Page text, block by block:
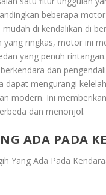
beberapa
di kendalikan di
ringkas, motor ini
yang penuh
dan
dapat mengurangi
modern. Ini
dan menonjol.
ADA PADA
Yang Ada Pada